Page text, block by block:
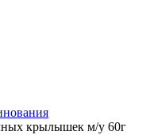
крылышек м/у 60г